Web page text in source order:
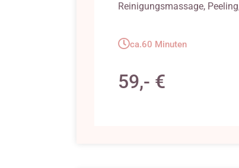
Reinigungsmassage,
ca.60 Minuten
59,- €